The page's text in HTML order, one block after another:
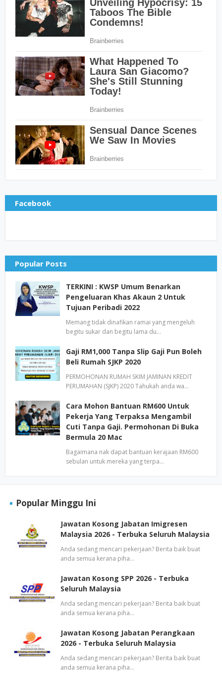
Facebook
Popular Posts
TERKINI : KWSP Umum Benarkan
Pengeluaran Khas Akaun 2 Untuk
Tujuan Peribadi 2022
Memang tidak dinafikan ramai yang mengeluh
begitu sukar dan begitu lama du…
Gaji RM1,000 Tanpa Slip Gaji Pun Boleh
Beli Rumah SJKP 2020
PERMOHONAN RUMAH SKIM JAMINAN KREDIT
PERUMAHAN (SJKP) 2020 Tahukah anda wa…
Cara Mohon Bantuan RM600 Untuk
Pekerja Yang Terpaksa Mengambil
Cuti Tanpa Gaji. Permohonan Di Buka
Bermula 20 Mac
Bagaimana nak dapat bantuan kerajaan RM600
sebulan untuk mereka yang terpa…
Popular Minggu Ini
Jawatan Kosong Jabatan Imigresen
Malaysia 2026 - Terbuka Seluruh Malaysia
Anda sedang mencari pekerjaan? Berita baik buat
anda semua kerana piha…
Jawatan Kosong SPP 2026 - Terbuka
Seluruh Malaysia
Anda sedang mencari pekerjaan? Berita baik buat
anda semua kerana piha…
Jawatan Kosong Jabatan Perangkaan
2026 - Terbuka Seluruh Malaysia
Anda sedang mencari pekerjaan? Berita baik buat
anda semua kerana piha…